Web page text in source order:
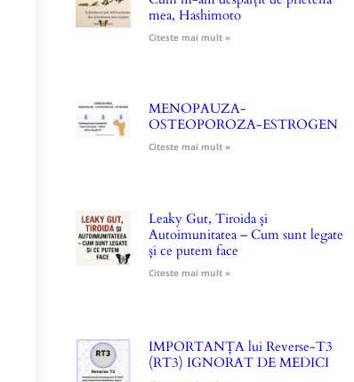
mea, Hashimoto
Citeste mai mult »
MENOPAUZA-
OSTEOPOROZA-ESTROGEN
Citeste mai mult »
Leaky Gut, Tiroida și
Autoimunitatea – Cum sunt legate
și ce putem face
Citeste mai mult »
IMPORTANȚA lui Reverse-T3
(RT3) IGNORAT DE MEDICI